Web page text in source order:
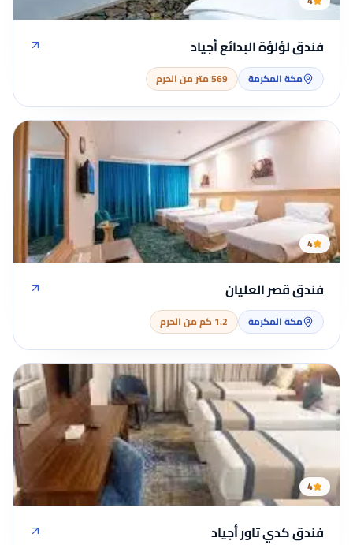
فندق لؤلؤة البدائع أجياد
مكة المكرمة 569 متر من الحرم
4
فندق قصر العليان
مكة المكرمة 1.2 كم من الحرم
4
فندق كدي تاور أجياد